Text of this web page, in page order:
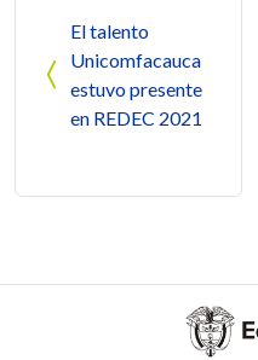
El talento
Unicomfacauca
estuvo presente
en REDEC 2021